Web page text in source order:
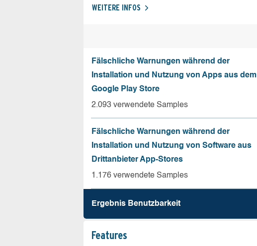
WEITERE INFOS
Fälschliche Warnungen während der
Installation und Nutzung von Apps aus dem
Google Play Store
2.093 verwendete Samples
Fälschliche Warnungen während der
Installation und Nutzung von Software aus
Drittanbieter App-Stores
1.176 verwendete Samples
Ergebnis Benutz­barkeit
Features